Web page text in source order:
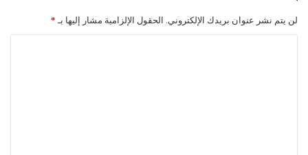
لن يتم نشر عنوان بريدك الإلكتروني. الحقول الإلزامية مشار إليها بـ *